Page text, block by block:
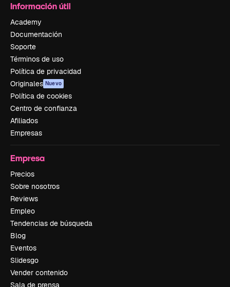
Información útil
Academy
Documentación
Soporte
Términos de uso
Política de privacidad
Originales Nuevo
Política de cookies
Centro de confianza
Afiliados
Empresas
Empresa
Precios
Sobre nosotros
Reviews
Empleo
Tendencias de búsqueda
Blog
Eventos
Slidesgo
Vender contenido
Sala de prensa